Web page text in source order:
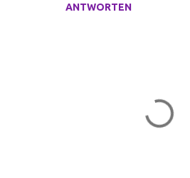
ANTWORTEN